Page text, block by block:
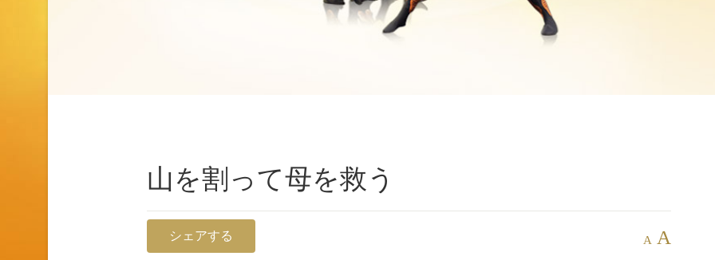
山を割って母を救う
シェアする A A